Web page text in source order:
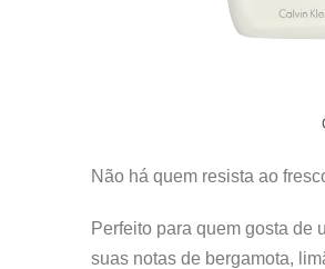
Não há quem resista ao
Perfeito para quem gosta de
suas notas de bergamota,